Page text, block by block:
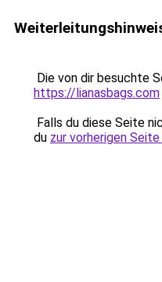
Die von dir besuchte
https://lianasbags.com
Falls du diese Seite
du zur vorherigen